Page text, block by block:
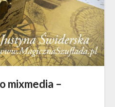
mixmedia –